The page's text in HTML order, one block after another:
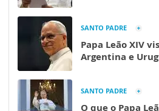
SANTO PADRE
Papa Leão XIV
Argentina e
SANTO PADRE
O que o Papa